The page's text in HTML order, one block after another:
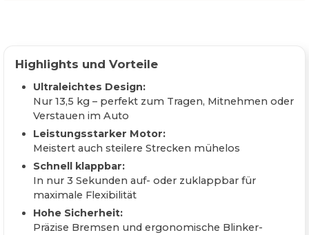
Highlights und Vorteile
Ultraleichtes Design:
Nur 13,5 kg – perfekt zum Tragen, Mitnehmen oder
Verstauen im Auto
Leistungsstarker Motor:
Meistert auch steilere Strecken mühelos
Schnell klappbar:
In nur 3 Sekunden auf- oder zuklappbar für
maximale Flexibilität
Hohe Sicherheit:
Präzise Bremsen und ergonomische Blinker-